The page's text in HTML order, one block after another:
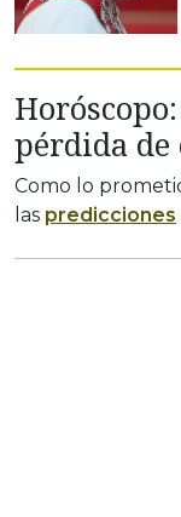
pérdida
Como lo
las predicciones